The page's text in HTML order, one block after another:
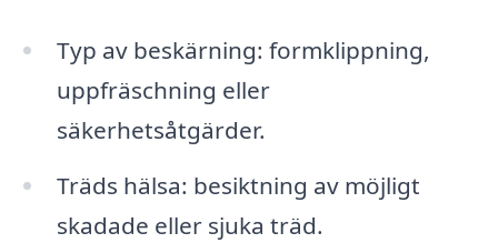
Typ av beskärning: formklippning,
uppfräschning eller
säkerhetsåtgärder.
Träds hälsa: besiktning av möjligt
skadade eller sjuka träd.